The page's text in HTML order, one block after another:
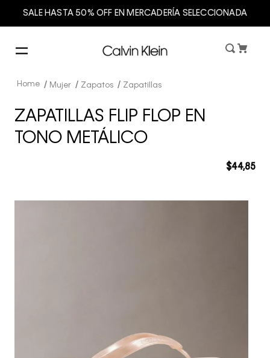
SALE HASTA 50% OFF EN MERCADERÍA SELECCIONADA
Mujer Zapatos Zapatillas
ZAPATILLAS FLIP FLOP EN
TONO METÁLICO
$44,85